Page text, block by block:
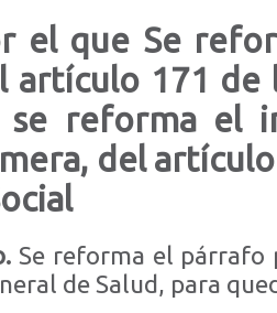
el que Se
artículo 171 de
se reforma el
del
Se reforma el
de Salud, para